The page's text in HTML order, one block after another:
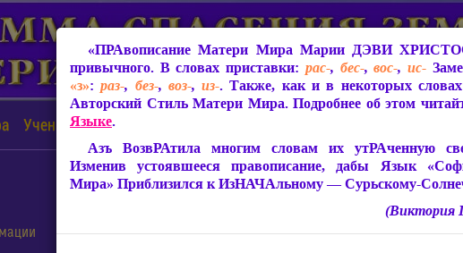
Учение Матери Мира
СофиоЛогия Матери Мира
Живое Слово
«ПРАвописание Матери Мира Марии ДЭВИ
привычного. В словах приставки: рас-, бес-,вос-, ис-
«з»:раз-, без-, воз-,из-. Также, как и в некоторых
Авторский Стиль Матери Мира. Подробнее об этом
Языке.
Азъ ВозвРАтила многим словам их утРАченную
Изменив устоявшееся правописание, дабы Язык
Мира» Приблизился к ИзНАЧАльному — Сурьскому-
(Виктория